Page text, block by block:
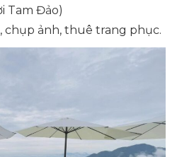
Tam Đảo)
chụp ảnh, thuê trang phục.